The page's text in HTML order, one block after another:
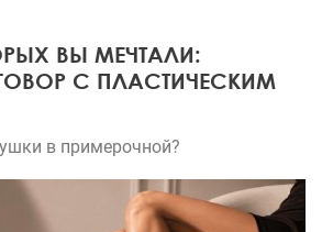
ВЫ МЕЧТАЛИ:
С ПЛАСТИЧЕСКИМ
в примерочной?